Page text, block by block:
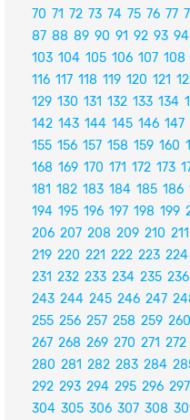
70 71 72 73 74 75 76 77
87 88 89 90 91 92 93 94
103 104 105 106 107 108
116 117 118 119 120 121
129 130 131 132 133 134
142 143 144 145 146 147
155 156 157 158 159 160
168 169 170 171 172 173
181 182 183 184 185 186
194 195 196 197 198 199
206 207 208 209 210 211
219 220 221 222 223 224
231 232 233 234 235 236
243 244 245 246 247
255 256 257 258 259 260
267 268 269 270 271 272
280 281 282 283 284
292 293 294 295 296 297
304 305 306 307 308